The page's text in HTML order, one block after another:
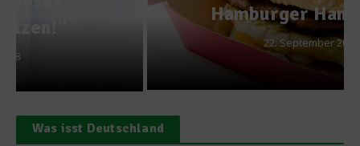
Hamburger Hamburger
22. September 2013
Was isst Deutschland